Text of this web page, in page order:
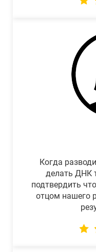
Когда
делать ДНК
подтвердить
отцом нашего